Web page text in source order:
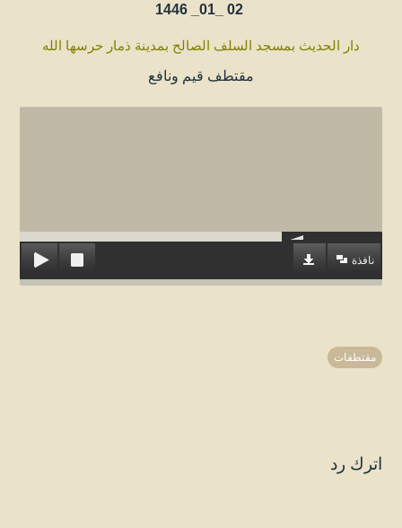
1446
دار الحديث بمسجد السلف الصالح بمدينة ذمار حرسها الله
مقتطف قيم ونافع
نافذة
مقتطفات
اترك رد